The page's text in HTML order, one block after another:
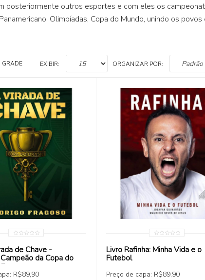
posteriormente outros esportes e com eles os
Olimpíadas, Copa do Mundo, unindo os
GRADE ORGANIZAR POR:
EXIBIR:
de Chave -
da Copa do
R$89,90
COMPRAR
Livro Rafinha: Minha Vida e o
Futebol
Preço de capa: R$89,90
COMPRAR